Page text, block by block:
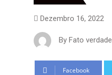
Dezembro 16, 2022
By Fato verdade
Facebook